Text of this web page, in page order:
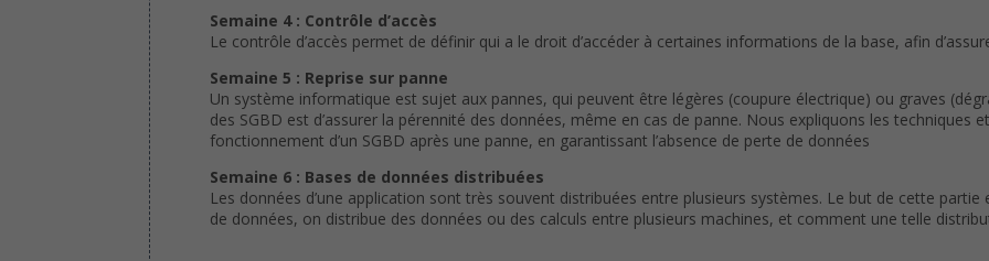
Semaine 4 : Contrôle d’accès
Le contrôle d’accès permet de définir qui a le droit d’accéder à certaines informations de la base, afin
Semaine 5 : Reprise sur panne
Un système informatique est sujet aux pannes, qui peuvent être légères (coupure électrique) ou graves
des SGBD est d’assurer la pérennité des données, même en cas de panne. Nous expliquons les
fonctionnement d’un SGBD après une panne, en garantissant l’absence de perte de données
Semaine 6 : Bases de données distribuées
Les données d’une application sont très souvent distribuées entre plusieurs systèmes. Le but de cette
de données, on distribue des données ou des calculs entre plusieurs machines, et comment une telle